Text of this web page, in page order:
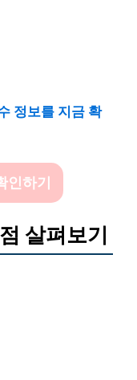
정보를 지금 확
인하기
살펴보기